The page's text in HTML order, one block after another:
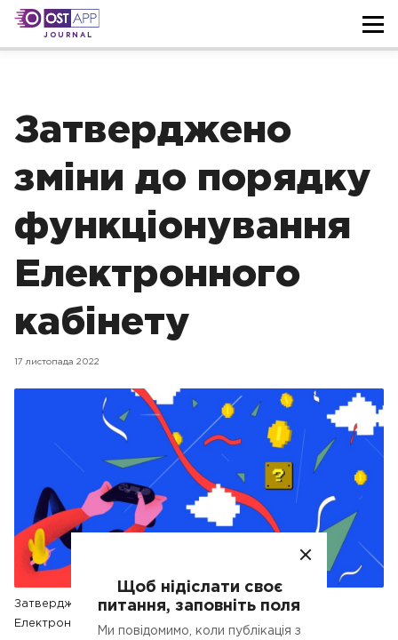
JOURNAL
Затверджено
зміни до порядку
функціонування
Електронного
кабінету
17 листопада 2022
Затверджено зміни до порядку функціонування
Електронного кабінету
Щоб нідіслати своє
питання, заповніть поля
Ми повідомимо, коли публікація з